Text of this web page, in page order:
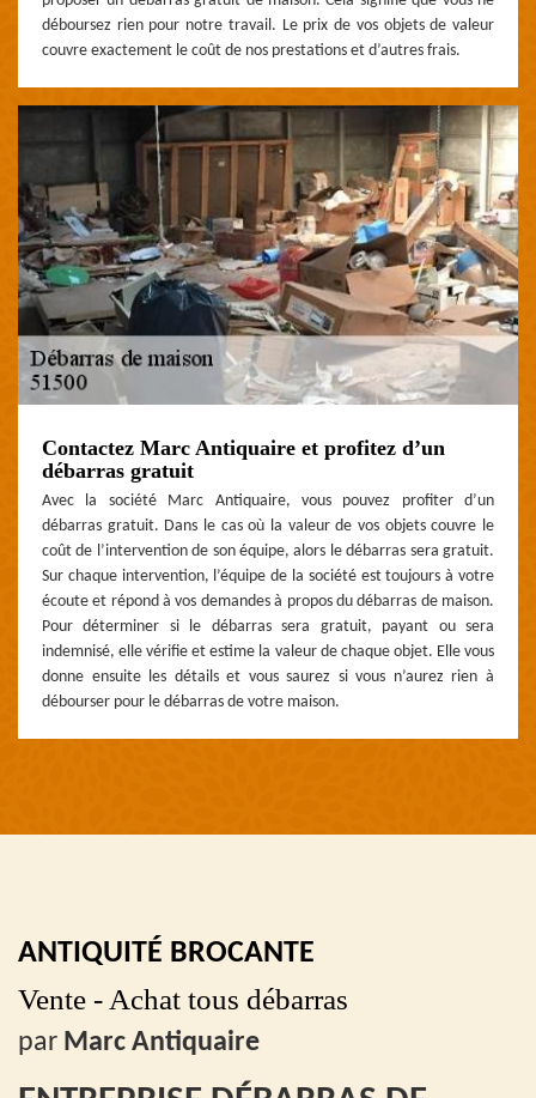
déboursez rien pour notre travail. Le prix de vos objets de valeur
couvre exactement le coût de nos prestations et d’autres frais.
Contactez Marc Antiquaire et profitez d’un
débarras gratuit
Avec la société Marc Antiquaire, vous pouvez profiter d’un
débarras gratuit. Dans le cas où la valeur de vos objets couvre le
coût de l’intervention de son équipe, alors le débarras sera gratuit.
Sur chaque intervention, l’équipe de la société est toujours à votre
écoute et répond à vos demandes à propos du débarras de maison.
Pour déterminer si le débarras sera gratuit, payant ou sera
indemnisé, elle vérifie et estime la valeur de chaque objet. Elle vous
donne ensuite les détails et vous saurez si vous n’aurez rien à
débourser pour le débarras de votre maison.
ANTIQUITÉ BROCANTE
Vente - Achat tous débarras
par Marc Antiquaire